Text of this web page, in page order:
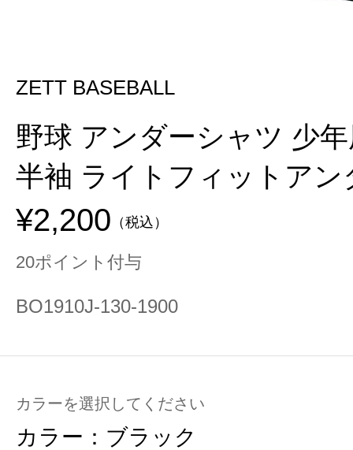
ZETT BASEBALL
野球 アンダーシャツ 少
半袖 ライトフィットアン
¥2,200 （税込）
20ポイント付与
BO1910J-130-1900
カラーを選択してください
カラー： ブラック